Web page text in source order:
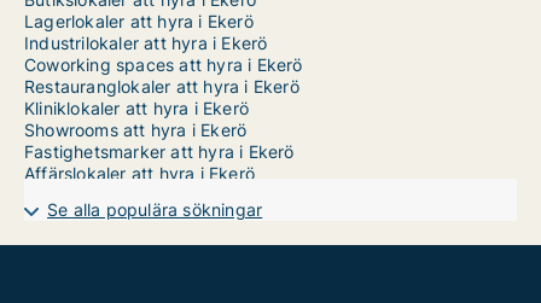
Lagerlokaler att hyra i Ekerö
Industrilokaler att hyra i Ekerö
Coworking spaces att hyra i Ekerö
Restauranglokaler att hyra i Ekerö
Kliniklokaler att hyra i Ekerö
Showrooms att hyra i Ekerö
Fastighetsmarker att hyra i Ekerö
Affärslokaler att hyra i Ekerö
Se alla populära sökningar